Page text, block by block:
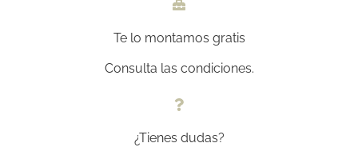
Te lo montamos gratis
Consulta las condiciones.
¿Tienes dudas?